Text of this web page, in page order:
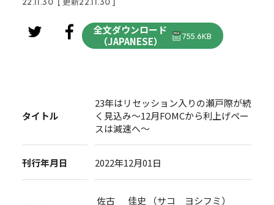
全文ダウンロード
（JAPANESE）
755.6KB
タイトル
23年はリセッション入りの瀬戸際が続
く見込み～12月FOMCから利上げペー
スは減速へ～
刊行年月日 2022年12月01日
佐古 佳史 （サコ ヨシフミ）